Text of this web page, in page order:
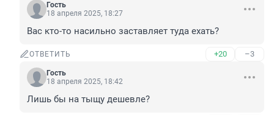
Гость
18 апреля 2025, 18:27
Вас кто-то насильно заставляет туда ехать?
ОТВЕТИТЬ +20 –3
Гость
18 апреля 2025, 18:42
Лишь бы на тыщу дешевле?